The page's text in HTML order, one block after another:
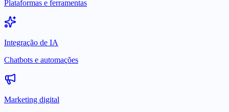
Plataformas e ferramentas
Integração de IA
Chatbots e automações
Marketing digital